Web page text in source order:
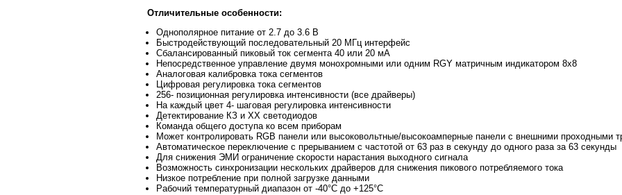
Отличительные особенности:
Однополярное питание от 2.7 до 3.6 В
Быстродействующий последовательный 20 МГц интерфейс
Сбалансированный пиковый ток сегмента 40 или 20 мА
Непосредственное управление двумя монохромными или одним RGY матричным индикатором 8х8
Аналоговая калибровка тока сегментов
Цифровая регулировка тока сегментов
256- позиционная регулировка интенсивности (все драйверы)
На каждый цвет 4- шаговая регулировка интенсивности
Детектирование КЗ и ХХ светодиодов
Команда общего доступа ко всем приборам
Может контролировать RGB панели или высоковольтные/высокоамперные панели с внешними проходными
Автоматическое переключение с прерыванием с частотой от 63 раз в секунду до одного раза за 63 секунды
Для снижения ЭМИ ограничение скорости нарастания выходного сигнала
Возможность синхронизации нескольких драйверов для снижения пикового потребляемого тока
Низкое потребление при полной загрузке данными
Рабочий температурный диапазон от -40°C до +125°C